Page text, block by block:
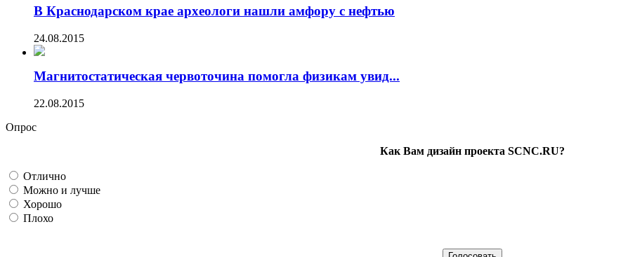
В Краснодарском крае археологи нашли амфору с нефтью
24.08.2015
Магнитостатическая червоточина помогла физикам увид...
22.08.2015
Опрос
Как Вам дизайн проекта SCNC.RU?
Отлично
Можно и лучше
Хорошо
Плохо